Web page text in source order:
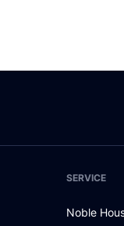
SERVICE
Noble